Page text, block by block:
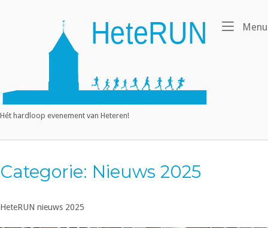
Hét hardloop evenement van Heteren!
Menu
Categorie: Nieuws 2025
HeteRUN nieuws 2025